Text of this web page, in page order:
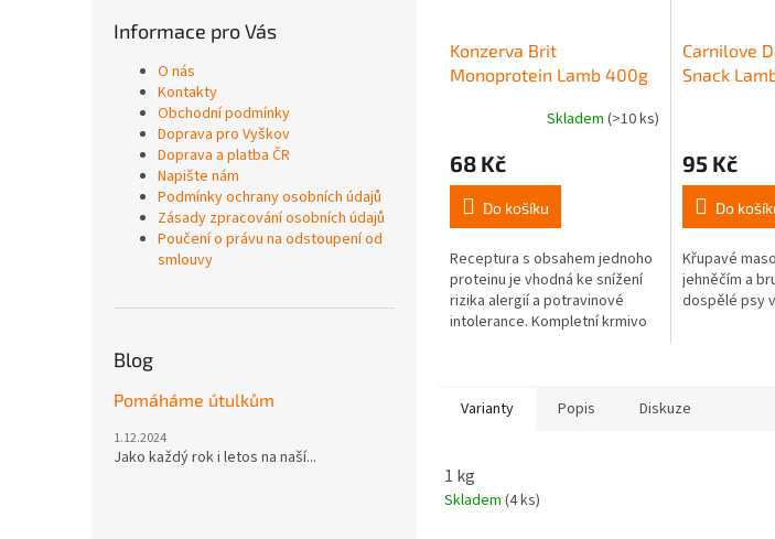
Informace pro Vás
O nás
Kontakty
Obchodní podmínky
Doprava pro Vyškov
Doprava a platba ČR
Napište nám
Podmínky ochrany osobních údajů
Zásady zpracování osobních údajů
Poučení o právu na odstoupení od
smlouvy
Blog
Pomáháme útulkům
1.12.2024
Jako každý rok i letos na naší...
Konzerva Brit
Monoprotein Lamb 400g
Skladem (>10 ks)
68 Kč
Do košíku
Receptura s obsahem jednoho
proteinu je vhodná ke snížení
rizika alergií a potravinové
intolerance. Kompletní krmivo
Carnilove
Snack
95 Kč
Do
Křupavé
jehněčím a
dospělé psy
Varianty Popis Diskuze
1 kg
Skladem (4 ks)